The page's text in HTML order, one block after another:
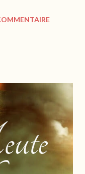
expériences
Cécile délivre
sexuelle. Son
à ses aspirations
divin, quelque chose
par la critique. Elle